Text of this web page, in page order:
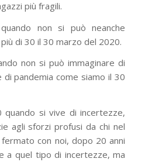
più fragili.
non si può neanche
di 30 il 30 marzo del 2020.
non si può immaginare di
pandemia come siamo il 30
quando si vive di incertezze,
agli sforzi profusi da chi nel
con noi, dopo 20 anni
a quel tipo di incertezze, ma